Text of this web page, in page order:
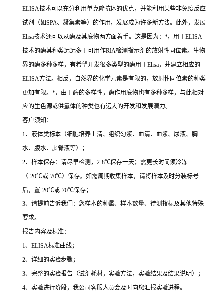
ELISA技术可以充分利用单克隆抗体的优点，并能利用某些非免疫反应
试剂（如SPA、凝集素等）的作用，发展成为许多新方法。此外，发展
Elisa技术还可以从酶及其底物两方面着手。这是因为： *，用于ELISA
技术的酶其种类远远多于可用作RIA检测指示剂的放射性同位素。生物
界的酶多种多样，有希望开发很多类型的酶用于Elisa，并建立相应的
ELISA方法。相反，自然界的化学元素是有限的，放射性同位素的种类
更加有限。 *，由于酶的多样性，酶作用底物也有多种多样，与此相对
应的生色源或供氢体的种类也有远大的开发和发展潜力。
客户须知：
1、液体类标本（细胞培养上清、组织匀浆、血清、血浆、尿液、胸
水、腹水、脑脊液等）；
2、样本保存：请尽早检测， 2-8℃保存一天；需更长时间须冷冻
（-20℃或-70℃）保存。如需周期收集样本，请将样本及时分装标号
后，置-20℃或-70℃保存；
3、请提前告诉我们：您样本的种属、样本数量、待测指标及其他特殊
要求。
报告内容及标准：
1、 ELISA标准曲线；
2、详细的实验步骤；
3、完整的实验报告（试剂耗材，实验方法，实验结果及结果说明）；
4、实验进行阶段，我公司客服人员会及时向您汇报实验进程。